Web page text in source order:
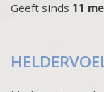
Geeft sinds 11